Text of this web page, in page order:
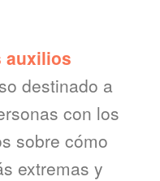
auxilios
destinado a
con los
sobre cómo
extremas y